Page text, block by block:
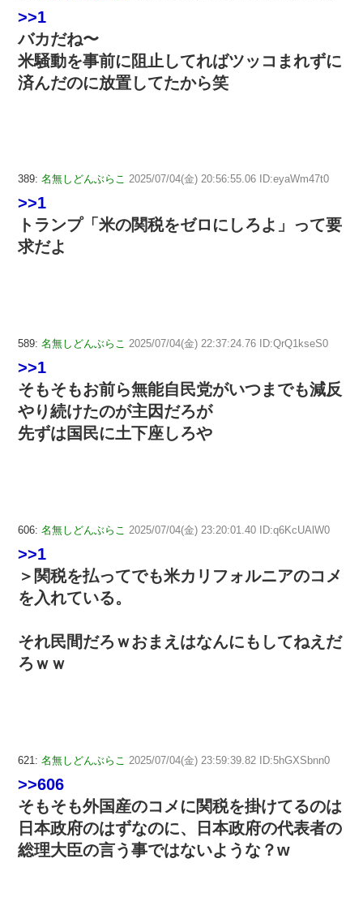
>>1
バカだね〜
米騒動を事前に阻止してればツッコまれずに
済んだのに放置してたから笑
389: 名無しどんぶらこ 2025/07/04(金) 20:56:55.06 ID:eyaWm47t0
>>1
トランプ「米の関税をゼロにしろよ」って要
求だよ
589: 名無しどんぶらこ 2025/07/04(金) 22:37:24.76 ID:QrQ1kseS0
>>1
そもそもお前ら無能自民党がいつまでも減反
やり続けたのが主因だろが
先ずは国民に土下座しろや
606: 名無しどんぶらこ 2025/07/04(金) 23:20:01.40 ID:q6KcUAlW0
>>1
＞関税を払ってでも米カリフォルニアのコメ
を入れている。
それ民間だろｗおまえはなんにもしてねえだ
ろｗｗ
621: 名無しどんぶらこ 2025/07/04(金) 23:59:39.82 ID:5hGXSbnn0
>>606
そもそも外国産のコメに関税を掛けてるのは
日本政府のはずなのに、日本政府の代表者の
総理大臣の言う事ではないような？w